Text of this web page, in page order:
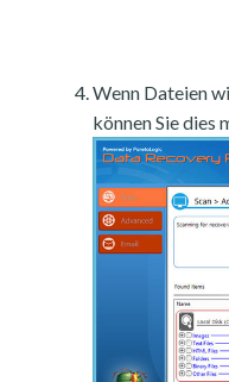
Wenn Dateien
können Sie dies